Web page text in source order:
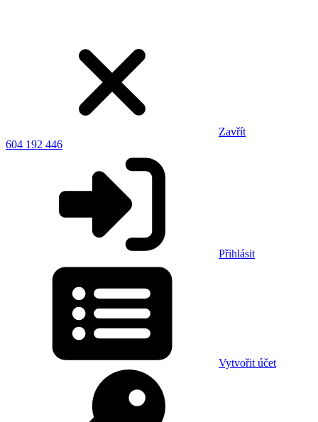
Zavřít
604 192 446
Přihlásit
Vytvořit účet